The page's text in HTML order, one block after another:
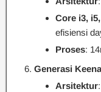
Core i3,
efisiensi
Proses:
Generasi
Arsitektur